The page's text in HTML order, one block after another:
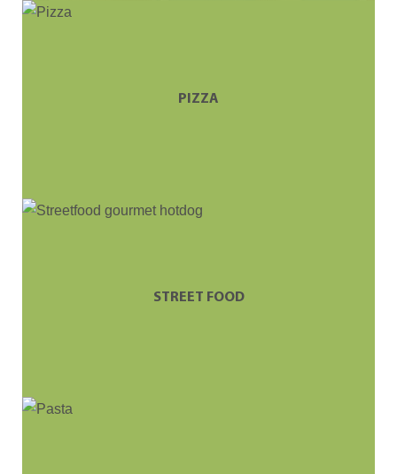
PIZZA
STREET FOOD